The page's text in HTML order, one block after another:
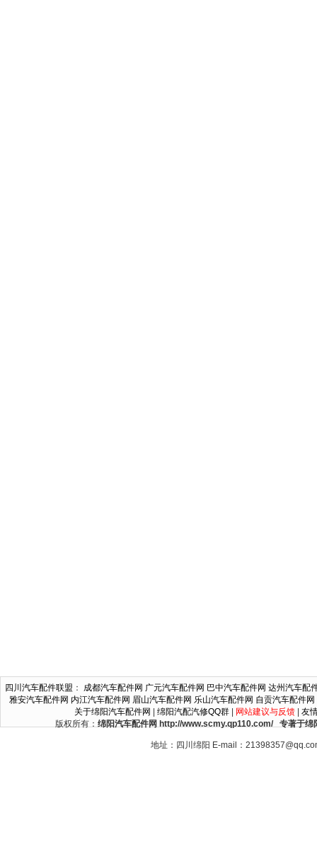
四川汽车配件联盟 ： 成都汽车配件网 广元汽车配件网 巴中汽车配件网 达州汽车配
雅安汽车配件网 内江汽车配件网 眉山汽车配件网 乐山汽车配件网 自贡汽车配件网
关于绵阳汽车配件网
绵阳汽配汽修QQ群| 网站建议与反馈| 友
版权所有： 绵阳汽车配件网 http://www.scmy.qp110.com/ 专著于绵
地址：四川绵阳 E-mail：